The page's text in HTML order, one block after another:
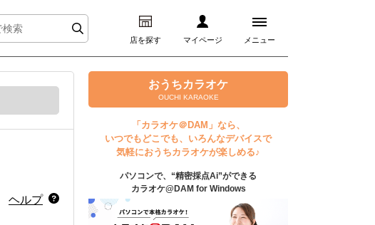
店を探す マイページ メニュー
ログイン
マイページ
プレミアムサービス
DAM★とも動画
DAM★とも録音
ヘルプ
おうちカラオケ
OUCHI KARAOKE
「カラオケ＠DAM」なら、
いつでもどこでも、いろんなデバイスで
気軽におうちカラオケが楽しめる♪
パソコンで、“精密採点Ai”ができる
カラオケ@DAM for Windows